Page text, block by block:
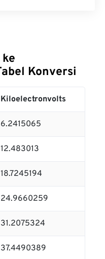
Konversi
Kiloelectronvolts
6.2415065
12.483013
18.7245194
24.9660259
31.2075324
37.4490389